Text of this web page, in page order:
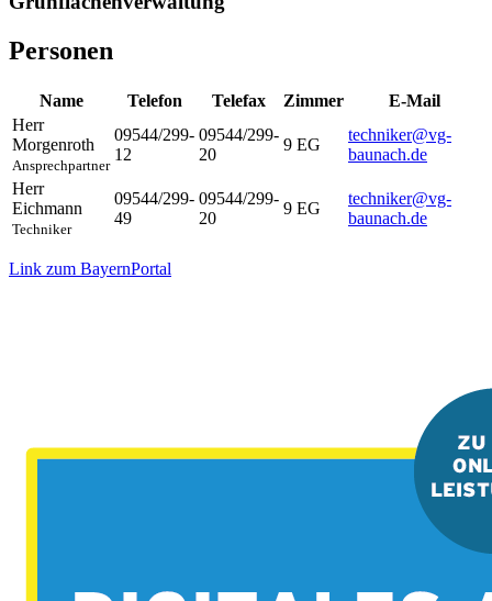
Personen
Name Telefon Telefax Zimmer
E-Mail
Herr
Morgenroth
Ansprechpartner
09544/299-
12
09544/299-
20
9 EG
techniker@vg-
baunach.de
Herr
Eichmann
Techniker
09544/299-
49
09544/299-
20
9 EG
techniker@vg-
baunach.de
Link zum BayernPortal